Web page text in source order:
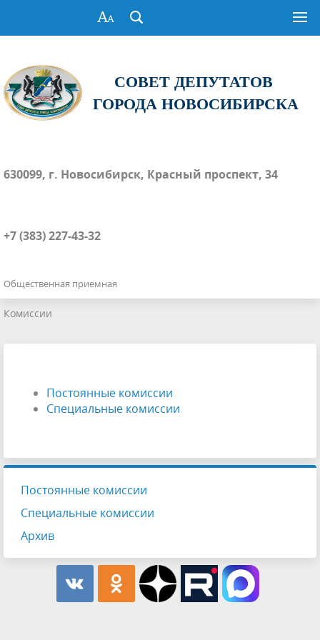
СОВЕТ ДЕПУТАТОВ
ГОРОДА НОВОСИБИРСКА
630099, г. Новосибирск, Красный проспект, 34
+7 (383) 227-43-32
Общественная приемная
Комиссии
Постоянные комиссии
Специальные комиссии
Постоянные комиссии
Специальные комиссии
Архив